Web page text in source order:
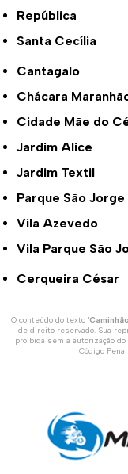
República
Santa Cecília
Cantagalo
Chácara
Cidade Mãe do
Jardim Alice
Jardim Textil
Parque São Jorge
Vila Azevedo
Vila Parque São
Cerqueira César
O conteúdo do texto "
de direito reservado. Sua
proibida sem a autorização
Código